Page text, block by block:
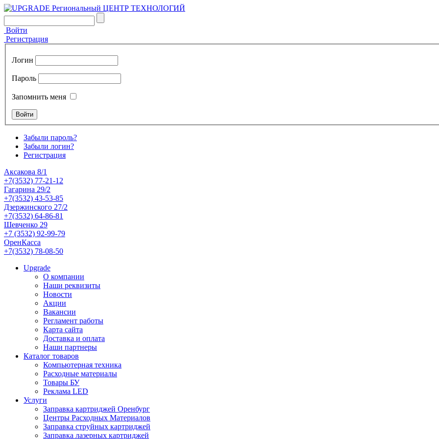
Войти
Регистрация
Логин
Пароль
Запомнить меня
Забыли пароль?
Забыли логин?
Регистрация
Аксакова 8/1
+7(3532) 77-21-12
Гагарина 29/2
+7(3532) 43-53-85
Дзержинского 27/2
+7(3532) 64-86-81
Шевченко 29
+7 (3532) 92-99-79
ОренКасса
+7(3532) 78-08-50
Upgrade
О компании
Наши реквизиты
Новости
Акции
Вакансии
Регламент работы
Карта сайта
Доставка и оплата
Наши партнеры
Каталог товаров
Компьютерная техника
Расходные материалы
Товары БУ
Реклама LED
Услуги
Заправка картриджей Оренбург
Центры Расходных Материалов
Заправка струйных картриджей
Заправка лазерных картриджей